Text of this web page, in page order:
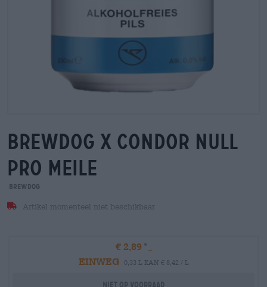
brewdog x condor null
pro meile
BrewDog
Artikel momenteel niet beschikbaar
€ 2,89
EINWEG
0,33 L KAN € 8,42 / L
Niet op voorraad